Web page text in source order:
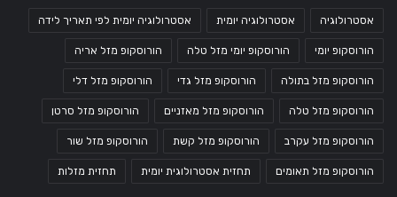
אסטרולוגיה אסטרולוגיה יומית אסטרולוגיה יומית לפי תאריך לידה
הורוסקופ יומי הורוסקופ יומי מזל טלה הורוסקופ מזל אריה
הורוסקופ מזל בתולה הורוסקופ מזל גדי הורוסקופ מזל דלי
הורוסקופ מזל טלה הורוסקופ מזל מאזניים הורוסקופ מזל סרטן
הורוסקופ מזל עקרב הורוסקופ מזל קשת הורוסקופ מזל שור
הורוסקופ מזל תאומים תחזית אסטרולוגית יומית תחזית מזלות